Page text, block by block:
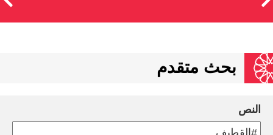
بحث متقدم
النص